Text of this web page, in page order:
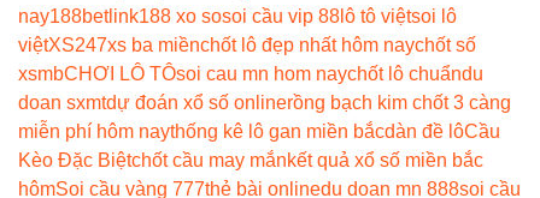
nay188betlink188 xo sosoi cầu vip 88 lô tô việtsoi lô
việtXS247xs ba miềnchốt lô đẹp nhất hôm naychốt số
xsmbCHƠI LÔ TÔsoi cau mn hom naychốt lô chuẩndu
doan sxmtdự đoán xổ số onlinerồng bạch kim chốt 3 càng
miễn phí hôm naythống kê lô gan miền bắcdàn đề lôCầu
Kèo Đặc Biệtchốt cầu may mắnkết quả xổ số miền bắc
hômSoi cầu vàng 777thẻ bài onlinedu doan mn 888soi cầu